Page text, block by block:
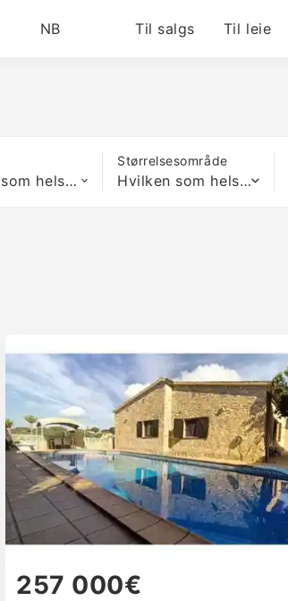
NB Til salgs Til leie
Hvilket som helst antall soverom
Størrelsesområde
Hvilken som helst størrelse
257 000€